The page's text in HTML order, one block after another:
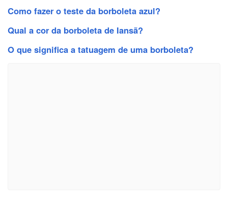
Como fazer o teste da borboleta azul?
Qual a cor da borboleta de Iansã?
O que significa a tatuagem de uma borboleta?